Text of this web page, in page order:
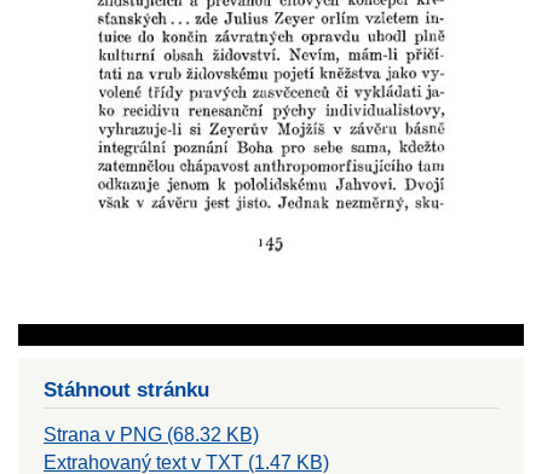
Stáhnout stránku
Strana v PNG (68.32 KB)
Extrahovaný text v TXT (1.47 KB)